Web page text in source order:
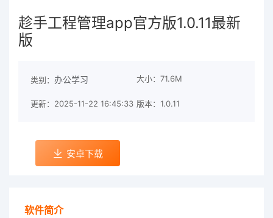
趁手工程管理app官方版1.0.11最新
版
类别： 办公学习 大小：71.6M
更新：2025-11-22 16:45:33 版本：1.0.11
安卓下载
软件简介